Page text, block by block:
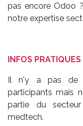
pas encore Odoo
notre expertise
INFOS PRATIQUES
Il n'y a pas de
participants mais
partie du
medtech.